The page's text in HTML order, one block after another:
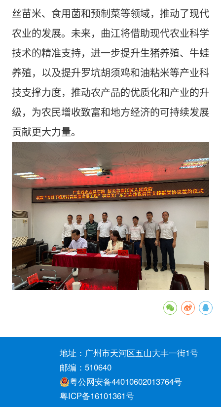
丝苗米、食用菌和预制菜等领域，推动了现代
农业的发展。未来，曲江将借助现代农业科学
技术的精准支持，进一步提升生猪养殖、牛蛙
养殖，以及提升罗坑胡须鸡和油粘米等产业科
技支撑力度，推动农产品的优质化和产业的升
级，为农民增收致富和地方经济的可持续发展
贡献更大力量。
地址：广州市天河区五山大丰一街1号
邮编：510640
粤公网安备44010602013764号
粤ICP备16101361号